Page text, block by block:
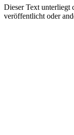
Dieser Text unterliegt
veröffentlicht oder